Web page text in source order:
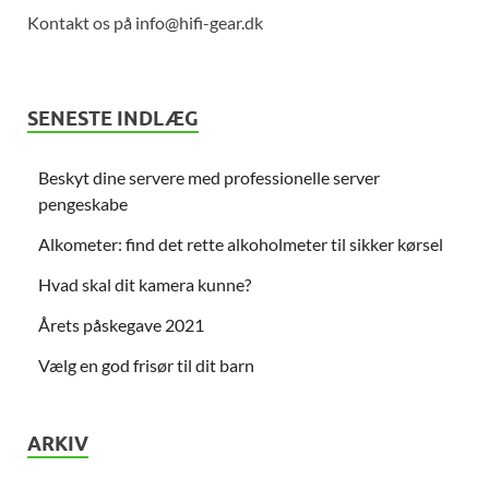
Kontakt os på info@hifi-gear.dk
SENESTE INDLÆG
Beskyt dine servere med professionelle server
pengeskabe
Alkometer: find det rette alkoholmeter til sikker kørsel
Hvad skal dit kamera kunne?
Årets påskegave 2021
Vælg en god frisør til dit barn
ARKIV